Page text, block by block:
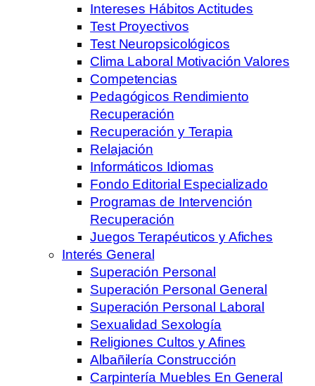
Intereses Hábitos Actitudes
Test Proyectivos
Test Neuropsicológicos
Clima Laboral Motivación Valores
Competencias
Pedagógicos Rendimiento
Recuperación
Recuperación y Terapia
Relajación
Informáticos Idiomas
Fondo Editorial Especializado
Programas de Intervención
Recuperación
Juegos Terapéuticos y Afiches
Interés General
Superación Personal
Superación Personal General
Superación Personal Laboral
Sexualidad Sexología
Religiones Cultos y Afines
Albañilería Construcción
Carpintería Muebles En General